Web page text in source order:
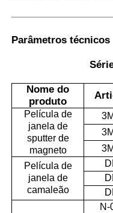
Parâmetros técnicos
Nome do
produto
Película de
janela de
sputter de
magneto
Película de
janela de
camaleão
N-